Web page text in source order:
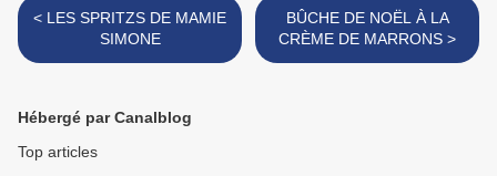
< LES SPRITZS DE MAMIE
SIMONE
BÛCHE DE NOËL À LA
CRÈME DE MARRONS >
Hébergé par Canalblog
Top articles